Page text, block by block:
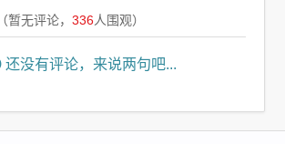
（暂无评论，336人围观）
还没有评论，来说两句吧...